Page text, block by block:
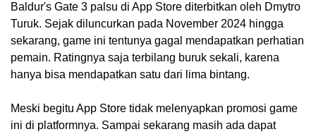
Baldur's Gate 3 palsu di App Store diterbitkan oleh Dmytro
Turuk. Sejak diluncurkan pada November 2024 hingga
sekarang, game ini tentunya gagal mendapatkan perhatian
pemain. Ratingnya saja terbilang buruk sekali, karena
hanya bisa mendapatkan satu dari lima bintang.
Meski begitu App Store tidak melenyapkan promosi game
ini di platformnya. Sampai sekarang masih ada dapat